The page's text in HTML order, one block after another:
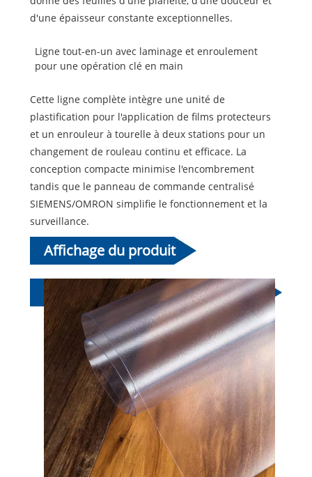
d'une épaisseur constante exceptionnelles.
Ligne tout-en-un avec laminage et enroulement
pour une opération clé en main
Cette ligne complète intègre une unité de
plastification pour l'application de films protecteurs
et un enrouleur à tourelle à deux stations pour un
changement de rouleau continu et efficace. La
conception compacte minimise l'encombrement
tandis que le panneau de commande centralisé
SIEMENS/OMRON simplifie le fonctionnement et la
surveillance.
Affichage du produit